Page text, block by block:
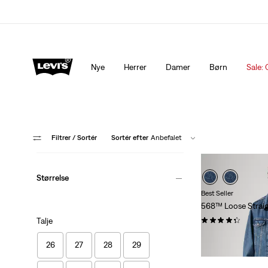
Nye Herrer Damer Børn Sale:
Filtrer / Sortér Sortér efter Anbefalet
Størrelse
Talje
26 27 28 29
Best Seller
568™ Loose
(516)
is
Price
was
kr
10% ekstra rabat